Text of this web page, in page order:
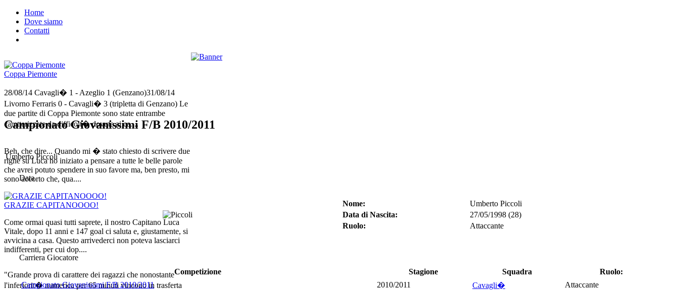
Home
Dove siamo
Contatti
Coppa Piemonte
28/08/14 Cavagli� 1 - Azeglio 1 (Genzano)31/08/14
Livorno Ferraris 0 - Cavagli� 3 (tripletta di Genzano) Le
due partite di Coppa Piemonte sono state entrambe
caretterizzate da difficolt� dovute ai ca....
Beh, che dire... Quando mi � stato chiesto di scrivere due
righe su Luca ho iniziato a pensare a tutte le belle parole
che avrei potuto spendere in suo favore ma, ben presto, mi
sono accorto che, qua....
GRAZIE CAPITANOOOO!
Come ormai quasi tutti saprete, il nostro Capitano Luca
Vitale, dopo 11 anni e 147 goal ci saluta e, giustamente, si
avvicina a casa. Questo arrivederci non poteva lasciarci
indifferenti, per cui dop....
"Grande prova di carattere dei ragazzi che nonostante
l'inferiorit� numerica per 65 minuti vincono in trasferta
Campionato Giovanissimi F/B 2010/2011
Umberto Piccoli
Data
Nome:
Umberto Piccoli
Data di Nascita:
27/05/1998 (28)
Ruolo:
Attaccante
Carriera Giocatore
Competizione
Stagione Squadra
Ruolo:
Campionato Giovanissimi F/B 2010/2011
2010/2011 Cavagli� Attaccante